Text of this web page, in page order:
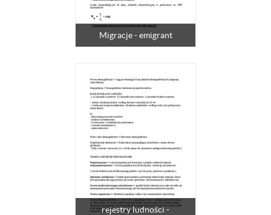
Migracje - emigrant
rejestry ludności -